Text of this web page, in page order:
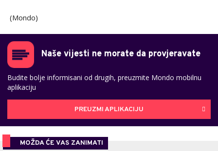
(Mondo)
Naše vijesti ne morate da provjeravate
Budite bolje informisani od drugih, preuzmite Mondo mobilnu
aplikaciju
PREUZMI APLIKACIJU
MOŽDA ĆE VAS ZANIMATI